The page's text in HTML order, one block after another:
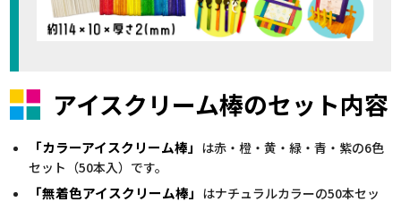
アイスクリーム棒のセット内容
「カラーアイスクリーム棒」 は赤・橙・黄・緑・青・紫の6色
セット（50本入）です。
「無着色アイスクリーム棒」 はナチュラルカラーの50本セッ